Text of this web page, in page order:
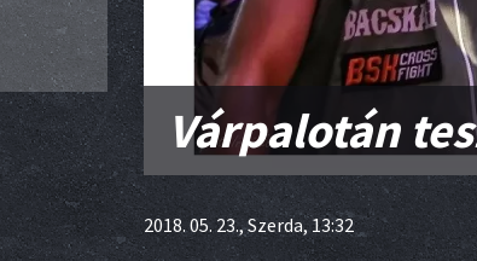
Várpalotán
2018. 05. 23., Szerda, 13:32